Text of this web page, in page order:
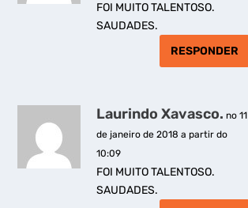
FOI MUITO TALENTOSO.
SAUDADES.
RESPONDER
Laurindo Xavasco. no 11
de janeiro de 2018 a partir do
10:09
FOI MUITO TALENTOSO.
SAUDADES.